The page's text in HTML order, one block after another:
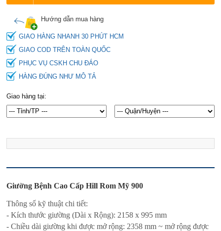
Hướng dẫn mua hàng
GIAO HÀNG NHANH 30 PHÚT HCM
GIAO COD TRÊN TOÀN QUỐC
PHỤC VỤ CSKH CHU ĐÁO
HÀNG ĐÚNG NHƯ MÔ TẢ
Giao hàng tại:
Giường Bệnh Cao Cấp Hill Rom Mỹ 900
Thông số kỹ thuật chi tiết:
- Kích thước giường (Dài x Rộng): 2158 x 995 mm
- Chiều dài giường khi được mở rộng: 2358 mm ~ mở rộng được